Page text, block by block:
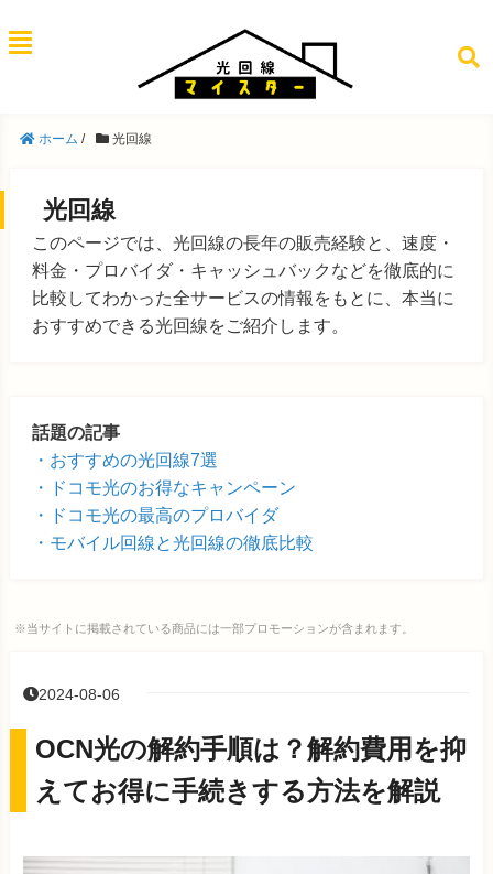
ホーム / 光回線
光回線
このページでは、光回線の長年の販売経験と、速度・
料金・プロバイダ・キャッシュバックなどを徹底的に
比較してわかった全サービスの情報をもとに、本当に
おすすめできる光回線をご紹介します。
話題の記事
おすすめの光回線7選
ドコモ光のお得なキャンペーン
ドコモ光の最高のプロバイダ
モバイル回線と光回線の徹底比較
※当サイトに掲載されている商品には一部プロモーションが含まれます。
2024-08-06
OCN光の解約手順は？解約費用を抑
えてお得に手続きする方法を解説